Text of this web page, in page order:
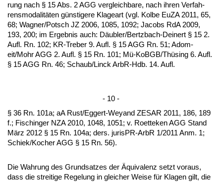
rung nach § 15 Abs. 2 AGG ver­gleich­ba­re, nach ih­ren Ver­fah­
rens­mo­da­litäten güns­ti­ge­re Kla­ge­art (vgl. Kol­be Eu­ZA 2011, 65,
68; Wag­ner/Potsch JZ 2006, 1085, 1092; Ja­cobs RdA 2009,
193, 200; im Er­geb­nis auch: Däubler/Bertz­bach-Dei­nert § 15 2.
Aufl. Rn. 102; KR-Tre­ber 9. Aufl. § 15 AGG Rn. 51; Adom­
eit/Mohr AGG 2. Aufl. § 15 Rn. 101; Mü-KoBGB/Thüsing 6. Aufl.
§ 15 AGG Rn. 46; Schaub/Linck ArbR-Hdb. 14. Aufl.
- 10 -
§ 36 Rn. 101a; aA Rust/Eg­gert-Weyand ZESAR 2011, 186, 189
f.; Fi­schin­ger NZA 2010, 1048, 1051; v. Ro­et­te­ken AGG Stand
März 2012 § 15 Rn. 104a; ders. ju­ris­PR-ArbR 1/2011 Anm. 1;
Schiek/Ko­cher AGG § 15 Rn. 56).
Die Wah­rung des Grund­sat­zes der Äqui­va­lenz setzt vor­aus,
dass die strei­ti­ge Re­ge­lung in glei­cher Wei­se für Kla­gen gilt, die